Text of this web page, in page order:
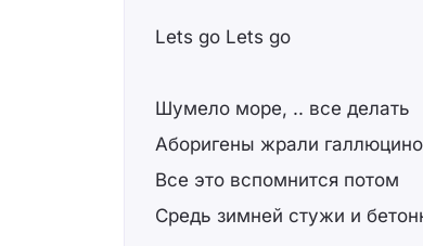
Lets go Lets go
Шумело море, .. все делать
Аборигены жрали
Все это вспомнится потом
Средь зимней стужи и